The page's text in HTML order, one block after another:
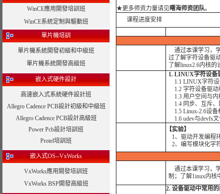
WinCE應用開發培訓班
WinCE系統定制與驅動班
單片機培訓
單片機系統開發初級和中級班
單片機系統開發高級班
嵌入式硬件設計
高速嵌入式系統硬件設計班
Allegro Cadence PCB設計初級和中級班
Allegro Cadence PCB設計高級班
Power Pcb設計培訓班
Protel培訓班
嵌入式OS--VxWorks
VxWorks應用開發培訓班
VxWorks BSP開發高級班
★更多师资力量请见曙海师资团队。
课程进度安排
通过本课学习，
过了解字符设备驱
了解linux2.6内核
1. LINUX字符设备
1.1 LINUX字符设
1.2 字符设备驱动
1.3 用户空间与内
1.4 同步、互斥、
1.5 Linux-2.6设备
1.6 udev与devfs
【实验】
1、驱动开发编程
2、编写模块化字
通过本课学习，
制；了解1inux内核
2. 设备驱动中常用